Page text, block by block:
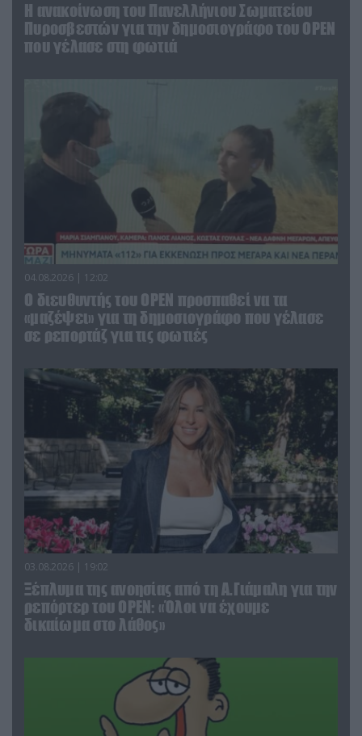
Η ανακοίνωση του Πανελλήνιου Σωματείου
Πυροσβεστών για την δημοσιογράφο του OPEN
που γέλασε στη φωτιά
04.08.2026 | 12:02
O διευθυντής του OPEN προσπαθεί να τα
«μαζέψει» για τη δημοσιογράφο που γέλασε
σε ρεπορτάζ για τις φωτιές
03.08.2026 | 19:02
Ξέπλυμα της ανοησίας από τη Α.Γιάμαλη για την
ρεπόρτερ του ΟΡΕΝ: «Όλοι να έχουμε
δικαίωμα στο λάθος»